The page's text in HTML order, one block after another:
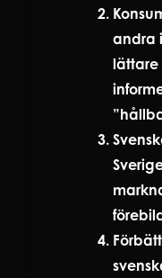
andra
lättare